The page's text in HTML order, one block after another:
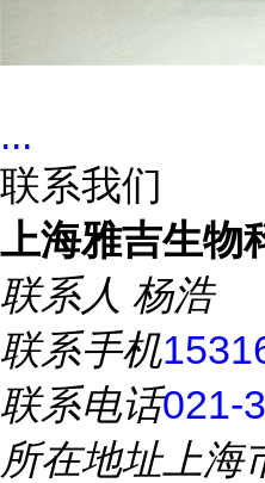
...
联系我们
上海雅吉生物
联系人 杨浩
联系手机
联系电话021-
所在地址上海